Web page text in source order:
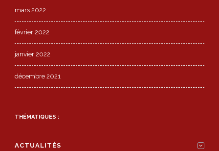
mars 2022
février 2022
janvier 2022
décembre 2021
THÉMATIQUES :
ACTUALITÉS